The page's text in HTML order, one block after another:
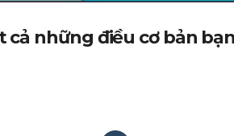
cả những điều cơ bản